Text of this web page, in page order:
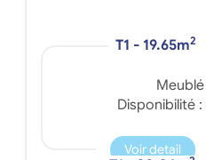
T1 - 19.65m2
Meublé
Disponibilité :
Voir detail